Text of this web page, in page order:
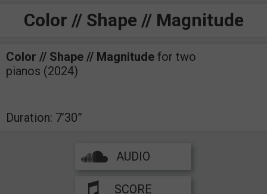
Color // Shape // Magnitude
Color // Shape // Magnitude for two
pianos (2024)
Duration: 7’30”
AUDIO
SCORE